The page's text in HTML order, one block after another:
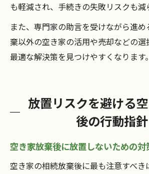
も軽減され、手続きの失敗リスクも減
また、専門家の助言を受けながら進
棄以外の空き家の活用や売却などの選
最適な解決策を見つけやすくなります。
放置リスクを避ける
後の行動指針
空き家放棄後に放置しないための対
空き家の相続放棄後に最も注意すべき